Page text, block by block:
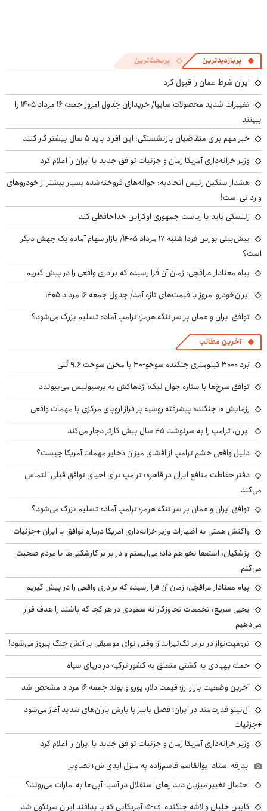
پربازدیدترین پربحث‌ترین
ایران شرط عمان را قبول کرد
تغییرات شدید محصولات سایپا/ خریداران جدول امروز جمعه ۱۶ مرداد ۱۴۰۵ را
ببینند
خبر مهم برای متقاضیان بازنشستگی: این افراد باید ۵ سال بیشتر کار کنند
وزیر خزانه‌داری آمریکا زمان و جزئیات توافق جدید با ایران را اعلام کرد
هشدار سنگین رئیس اتحادیه: حواله‌های فروخته‌شده بسیار بیشتر از خودروهای
وارداتی است!
زلنسکی باید با ریاست جمهوری اوکراین خداحافظی کند
پیش‌بینی بورس فردا شنبه ۱۷ مرداد ۱۴۰۵/ بازار سهام آماده یک جهش دیگر
است؟
پیام معنادار عراقچی: زمان آن فرا رسیده که برادری واقعی را در پیش گیریم
ایران‌خودرو امروز با قیمت‌های تازه آمد/ جدول جمعه ۱۶ مرداد ۱۴۰۵
توافق ایران و عمان بر سر تنگه هرمز؛ ترامپ آماده تسلیم بزرگ می‌شود؟
آخرین مطالب
بُرد ۳۰۰۰ کیلومتری جنگنده سوخو-۳۰ با مخزن سوخت ۹.۶ تُنی
توافق سرخ‌ها با ستاره جوان لیگ؛ اژدهاکش به پرسپولیس می‌پیوندد
رزمایش ۱۰ جنگنده پیشرفته روسیه بر فراز اروپای مرکزی با مهمات واقعی
ایران، ترامپ را به سرنوشت ۴۵ سال پیش کارتر دچار می‌کند
دلیل واقعی خشم ترامپ از افشای میزان ذخایر مهمات آمریکا چیست؟
دفتر حفاظت منافع ایران در قاهره: ترامپ برای احیای توافق قبلی التماس
می‌کند
توافق ایران و عمان بر سر تنگه هرمز؛ ترامپ آماده تسلیم بزرگ می‌شود؟
واکنش همتی به اظهارات وزیر خزانه‌داری آمریکا درباره توافق با ایران +جزئیات
پزشکیان: استعفا نخواهم داد؛ می‌ایستم و در برابر کارشکنی‌ها با مردم صحبت
می‌کنم
پیام معنادار عراقچی: زمان آن فرا رسیده که برادری واقعی را در پیش گیریم
یحیی سریع: تجمعات تجاوزکارانه سعودی در هر کجا که باشند را هدف قرار
می‌دهیم
ترومپت‌نواز در برابر تک‌تیرانداز؛ وقتی نوای موسیقی بر آتش جنگ پیروز می‌شود!
حمله پهپادی به کشتی متعلق به کشور ترکیه در دریای سیاه
آخرین وضعیت بازار ارز؛ قیمت دلار، یورو و پوند جمعه ۱۶ مرداد مشخص شد
ال‌نینو قدرت‌مند در ایران؛ فصل پاییز با بارش باران‌های شدید آغاز می‌شود
+جزئیات
وزیر خزانه‌داری آمریکا زمان و جزئیات توافق جدید با ایران را اعلام کرد
بدرقه استاد ابوالقاسم قاسم‌زاده به منزل ابدی‌اش+تصاویر
احتمال تغییر میزبان دیدارهای استقلال در آسیا؛ آبی‌ها به امارات می‌روند؟
کابین خلبان و لاشه جنگنده اف-۱۵ آمریکایی که با پدافند ایران سرنگون شد